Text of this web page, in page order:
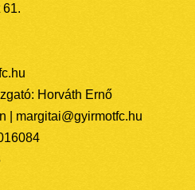
61.
Horváth Ernő
| margitai@gyirmotfc.hu